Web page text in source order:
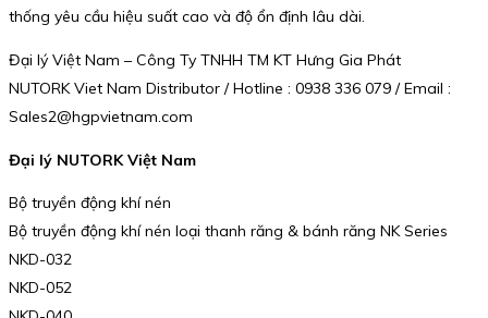
thống yêu cầu hiệu suất cao và độ ổn định lâu dài.
Đại lý Việt Nam – Công Ty TNHH TM KT Hưng Gia Phát
NUTORK Viet Nam Distributor / Hotline : 0938 336 079 / Email :
Sales2@hgpvietnam.com
Đại lý NUTORK Việt Nam
Bộ truyền động khí nén
Bộ truyền động khí nén loại thanh răng & bánh răng NK Series
NKD-032
NKD-052